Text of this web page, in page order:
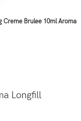
Creme Brulee 10ml Aroma
Longfill